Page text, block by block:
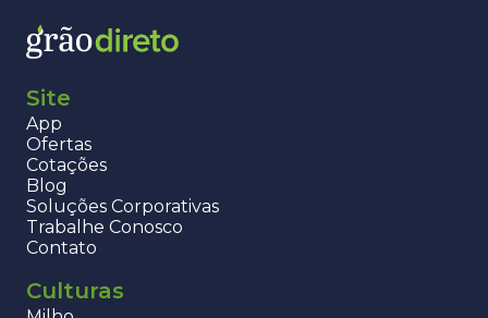
Site
App
Ofertas
Cotações
Blog
Soluções Corporativas
Trabalhe Conosco
Contato
Culturas